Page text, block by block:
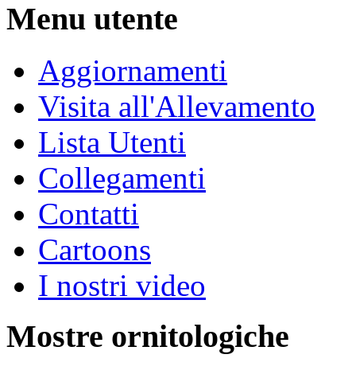
Menu utente
Aggiornamenti
Visita all'Allevamento
Lista Utenti
Collegamenti
Contatti
Cartoons
I nostri video
Mostre ornitologiche